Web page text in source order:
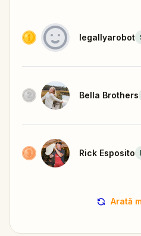
legallyarobot
Bella Brothers
Rick Esposito
Arată